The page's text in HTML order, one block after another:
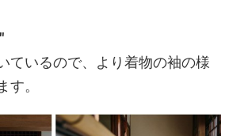
ているので、より着物の袖の様
す。